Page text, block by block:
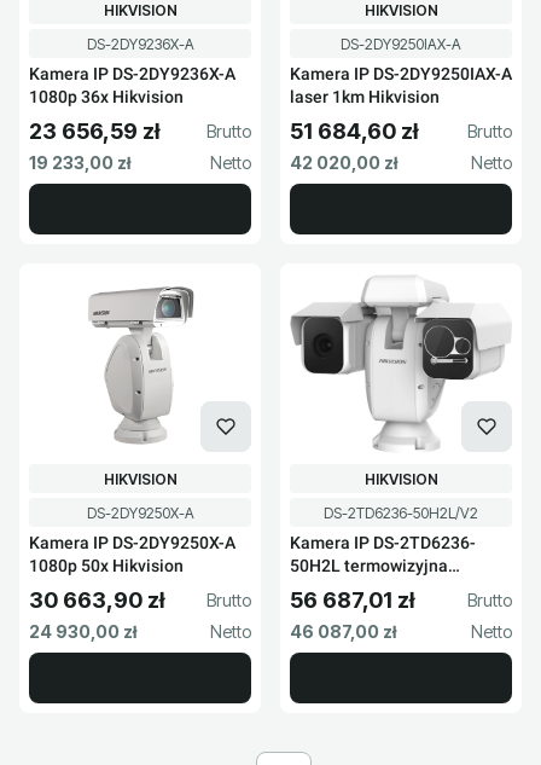
Kod produktu
DS-2DY9236X-A
Kamera IP DS-2DY9236X-A
1080p 36x Hikvision
PRODUCENT
HIKVISION
Cena brutto
23 656,59 zł
Cena netto
19 233,00 zł
Kod produktu
DS-2DY9250IAX-A
Kamera IP DS-2DY9250IAX-A
laser 1km Hikvision
PRODUCENT
HIKVISION
Cena brutto
51 684,60 zł
Cena netto
42 020,00 zł
Kod produktu
DS-2DY9250X-A
Kamera IP DS-2DY9250X-A
1080p 50x Hikvision
PRODUCENT
HIKVISION
Cena brutto
30 663,90 zł
Cena netto
24 930,00 zł
Kod produktu
DS-2TD6236-50H2L/V2
Kamera IP DS-2TD6236-
50H2L termowizyjna
Hikvision
PRODUCENT
HIKVISION
Cena brutto
56 687,01 zł
Cena netto
46 087,00 zł